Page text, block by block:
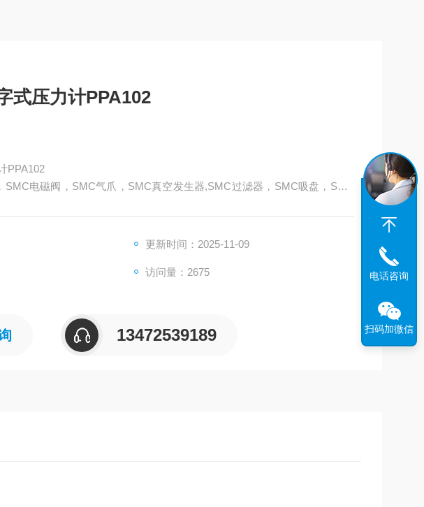
式压力计PPA102
PPA102
SMC电磁阀，SMC气爪，SMC真空发生器,SMC过滤器，SMC吸盘，SMC
更新时间：2025-11-09
访问量：2675
13472539189
电话咨询
扫码加微信